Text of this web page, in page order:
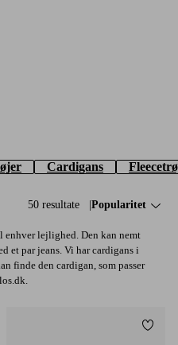
Cardigans
50 resultate Sorter efter:
Popularitet
lejlighed. Den kan nemt
et par jeans. Vi har cardigans i
finde den cardigan, som passer
til favoritter